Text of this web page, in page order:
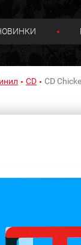
CD CD